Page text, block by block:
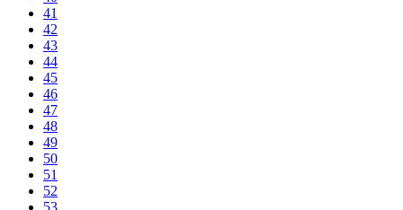
41
42
43
44
45
46
47
48
49
50
51
52
53